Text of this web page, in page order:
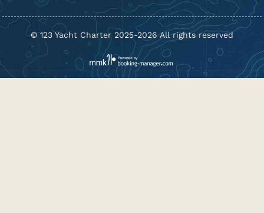
© 123 Yacht Charter 2025-2026 All rights reserved